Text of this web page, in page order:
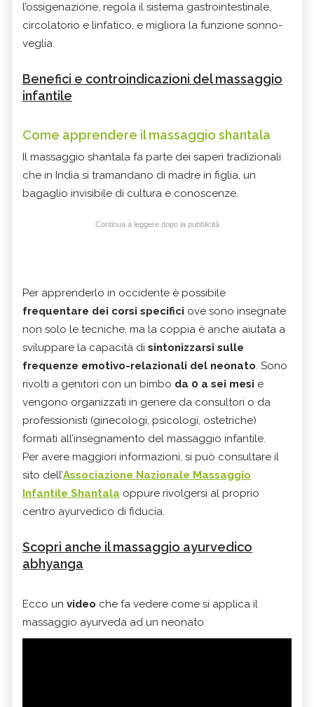
l’ossigenazione, regola il sistema gastrointestinale,
circolatorio e linfatico, e migliora la funzione sonno-
veglia.
Benefici e controindicazioni del massaggio
infantile
Come apprendere il massaggio shantala
Il massaggio shantala fa parte dei saperi tradizionali
che in India si tramandano di madre in figlia, un
bagaglio invisibile di cultura e conoscenze.
Continua a leggere dopo la pubblicità
Per apprenderlo in occidente è possibile
frequentare dei corsi specifici ove sono insegnate
non solo le tecniche, ma la coppia è anche aiutata a
sviluppare la capacità di sintonizzarsi sulle
frequenze emotivo-relazionali del neonato. Sono
rivolti a genitori con un bimbo da 0 a sei mesi e
vengono organizzati in genere da consultori o da
professionisti (ginecologi, psicologi, ostetriche)
formati all’insegnamento del massaggio infantile.
Per avere maggiori informazioni, si può consultare il
sito dell’Associazione Nazionale Massaggio
Infantile Shantala oppure rivolgersi al proprio
centro ayurvedico di fiducia.
Scopri anche il massaggio ayurvedico
abhyanga
Ecco un video che fa vedere come si applica il
massaggio ayurveda ad un neonato